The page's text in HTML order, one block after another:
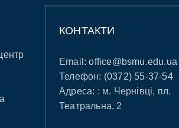
КОНТАКТИ
Email:office@bsmu.edu.ua
Телефон: (0372) 55-37-54
Адреса: : м. Чернівці, пл.
Театральна, 2